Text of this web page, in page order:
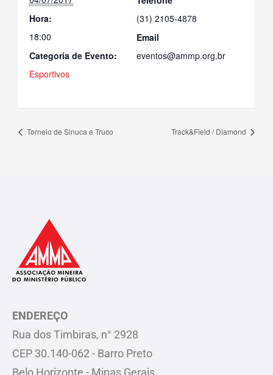
Hora:
18:00
Categoria de Evento:
Esportivos
(31) 2105-4878
Email
eventos@ammp.org.br
Torneio de Sinuca e Truco Track&Field / Diamond
ENDEREÇO
Rua dos Timbiras, n° 2928
CEP 30.140-062 - Barro Preto